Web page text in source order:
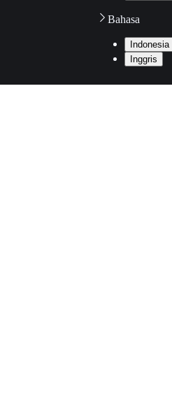
Bahasa
Indonesia
Inggris